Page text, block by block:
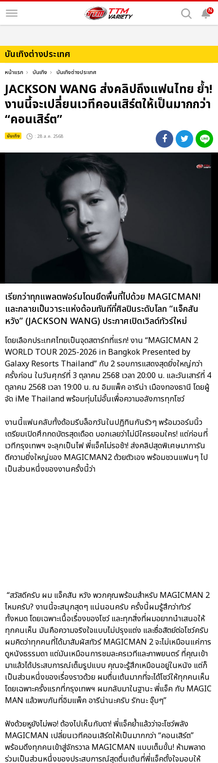
N
บันเทิงต่างประเทศ
หน้าแรก บันเทิง บันเทิงต่างประเทศ
JACKSON WANG ส่งคลิปถึงแฟนไทย ย้ำ!
งานนี้จะเปลี่ยนเวทีคอนเสิร์ตให้เป็นมากกว่า
“คอนเสิร์ต”
บันเทิง : 28 ส.ค. 2568
เรียกว่าทุกแพลตฟอร์มโดนยึดพื้นที่ไปด้วย MAGICMAN!
และกลายเป็นวาระแห่งด้อมทันทีที่ศิลปินระดับโลก “แจ็คสัน
หวัง” (JACKSON WANG) ประกาศเปิดเวิลด์ทัวร์ใหม่
โดยเลือกประเทศไทยเป็นจุดสตาร์ทที่แรก! งาน “MAGICMAN 2
WORLD TOUR 2025-2026 in Bangkok Presented by
Galaxy Resorts Thailand” กับ 2 รอบการแสดงสุดยิ่งใหญ่กว่า
ครั้งก่อน ในวันศุกร์ที่ 3 ตุลาคม 2568 เวลา 20:00 น. และวันเสาร์ที่ 4
ตุลาคม 2568 เวลา 19:00 น. ณ อิมแพ็ค อารีน่า เมืองทองธานี โดยผู้
จัด iMe Thailand พร้อมทุ่มไม่อั้นเพื่อความอลังการทุกโชว์
งานนี้แฟนคลับทั้งด้อมรีบล็อกวันในปฏิทินกันรัวๆ พร้อมวอร์มนิ้ว
เตรียมเปิดศึกกดบัตรสุดเดือด บอกเลยว่าไม่มีใครยอมใคร! แต่ก่อนที่
เวทีกรุงเทพฯ จะลุกเป็นไฟ พี่แจ็คไม่รอช้า! ส่งคลิปสุดพิเศษมาการัน
ตีความยิ่งใหญ่ของ MAGICMAN2 ด้วยตัวเอง พร้อมชวนแฟนๆ ไป
เป็นส่วนหนึ่งของงานครั้งนี้ว่า
“สวัสดีครับ ผม แจ็คสัน หวัง พวกคุณพร้อมสำหรับ MAGICMAN 2
ไหมครับ? งานนี้จะสนุกสุดๆ แน่นอนครับ ครั้งนี้ผมรู้สึกว่าทัวร์
ทั้งหมด โดยเฉพาะเนื้อเรื่องของโชว์ และทุกสิ่งที่ผมอยากนำเสนอให้
ทุกคนเห็น มันคือความจริงใจแบบไม่ปรุงแต่ง และซื่อสัตย์ต่อโชว์ครับ
ผมคิดว่าทุกคนที่ได้มาสัมผัสทัวร์ MAGICMAN 2 จะไม่เหมือนแค่การ
ดูหนังธรรมดา แต่มันเหมือนการชมละครเวทีและภาพยนตร์ ที่คุณเข้า
มาแล้วได้ประสบการณ์เต็มรูปแบบ คุณจะรู้สึกเหมือนอยู่ในหนัง แต่ก็
เป็นส่วนหนึ่งของเรื่องราวด้วย ผมตื่นเต้นมากที่จะได้โชว์ให้ทุกคนเห็น
โดยเฉพาะครั้งแรกที่กรุงเทพฯ ผมกลับมาในฐานะ พี่แจ็ค กับ MAGIC
MAN แล้วพบกันที่อิมแพ็ค อารีน่านะครับ รักนะ จุ๊บๆ”
ฟังด้วยหูยังไม่พอ! ต้องไปเห็นกับตา! พี่แจ็คย้ำแล้วว่าจะโชว์พลัง
MAGICMAN เปลี่ยนเวทีคอนเสิร์ตให้เป็นมากกว่า “คอนเสิร์ต”
พร้อมดึงทุกคนเข้าสู่จักรวาล MAGICMAN แบบเต็มขั้น! ห้ามพลาด
ร่วมเป็นส่วนหนึ่งของประสบการณ์สุดตื่นเต้นที่พี่แจ็คตั้งใจมอบให้